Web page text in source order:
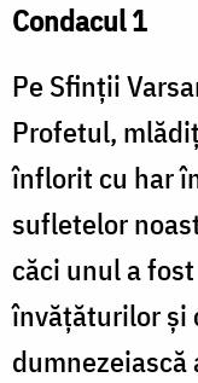
Condacul 1
Pe Sfinții
Profetul,
înflorit cu har
sufletelor
căci unul a
învățăturilor și